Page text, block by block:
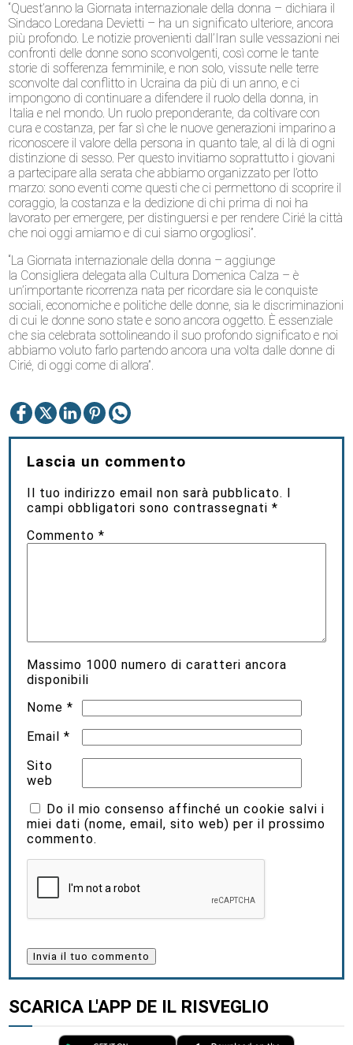
“Quest’anno la Giornata internazionale della donna – dichiara il
Sindaco Loredana Devietti – ha un significato ulteriore, ancora
più profondo. Le notizie provenienti dall’Iran sulle vessazioni nei
confronti delle donne sono sconvolgenti, così come le tante
storie di sofferenza femminile, e non solo, vissute nelle terre
sconvolte dal conflitto in Ucraina da più di un anno, e ci
impongono di continuare a difendere il ruolo della donna, in
Italia e nel mondo. Un ruolo preponderante, da coltivare con
cura e costanza, per far sì che le nuove generazioni imparino a
riconoscere il valore della persona in quanto tale, al di là di ogni
distinzione di sesso. Per questo invitiamo soprattutto i giovani
a partecipare alla serata che abbiamo organizzato per l’otto
marzo: sono eventi come questi che ci permettono di scoprire il
coraggio, la costanza e la dedizione di chi prima di noi ha
lavorato per emergere, per distinguersi e per rendere Cirié la città
che noi oggi amiamo e di cui siamo orgogliosi”.
“La Giornata internazionale della donna – aggiunge
la Consigliera delegata alla Cultura Domenica Calza – è
un’importante ricorrenza nata per ricordare sia le conquiste
sociali, economiche e politiche delle donne, sia le discriminazioni
di cui le donne sono state e sono ancora oggetto. È essenziale
che sia celebrata sottolineando il suo profondo significato e noi
abbiamo voluto farlo partendo ancora una volta dalle donne di
Cirié, di oggi come di allora”.
Lascia un commento
Il tuo indirizzo email non sarà pubblicato. I
campi obbligatori sono contrassegnati*
Commento*
Massimo 1000 numero di caratteri ancora
disponibili
Nome*
Email*
Sito
web
Do il mio consenso affinché un cookie salvi i
miei dati (nome, email, sito web) per il prossimo
commento.
SCARICA L'APP DE IL RISVEGLIO